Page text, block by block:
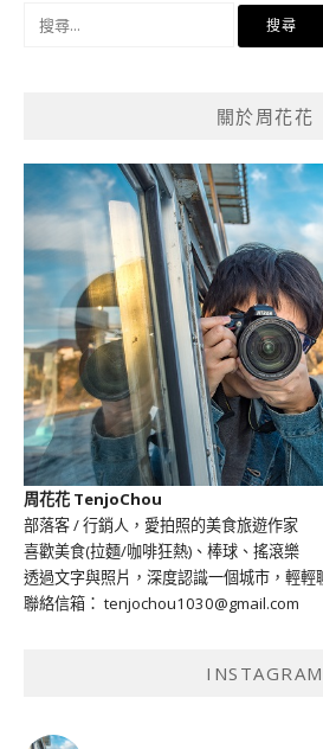
關於周花花
周花花 TenjoChou
部落客 / 行銷人，愛拍照的美食旅遊作家
喜歡美食(拉麵/咖啡狂熱)、棒球、搖滾樂
透過文字與照片，深度認識一個城市，輕輕
聯絡信箱： tenjochou1030@gmail.com
INSTAGRAM